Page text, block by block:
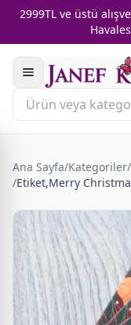
2999TL ve üstü
Ana Sayfa/Kategoriler/
/Etiket,Merry